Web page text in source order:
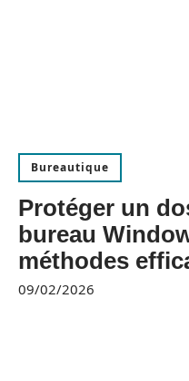
Bureautique
Protéger un
bureau
méthodes
09/02/2026